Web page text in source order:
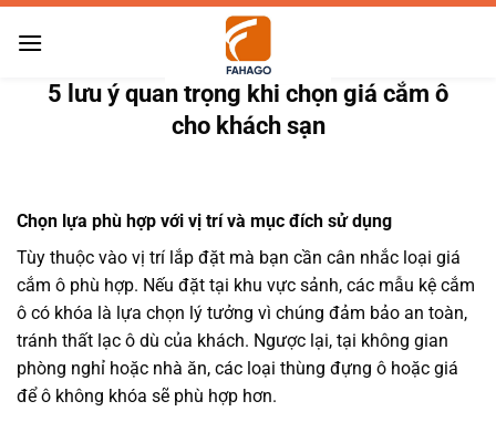
Bỏ
qua
5 lưu ý quan trọng khi chọn giá cắm ô
cho khách sạn
Chọn lựa phù hợp với vị trí và mục đích sử dụng
Tùy thuộc vào vị trí lắp đặt mà bạn cần cân nhắc loại giá
cắm ô phù hợp. Nếu đặt tại khu vực sảnh, các mẫu kệ cắm
ô có khóa là lựa chọn lý tưởng vì chúng đảm bảo an toàn,
tránh thất lạc ô dù của khách. Ngược lại, tại không gian
phòng nghỉ hoặc nhà ăn, các loại thùng đựng ô hoặc giá
để ô không khóa sẽ phù hợp hơn.